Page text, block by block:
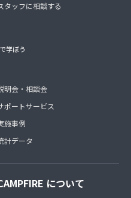
タッフに相談する
学ぼう
明会・相談会
ポートサービス
施事例
計データ
について